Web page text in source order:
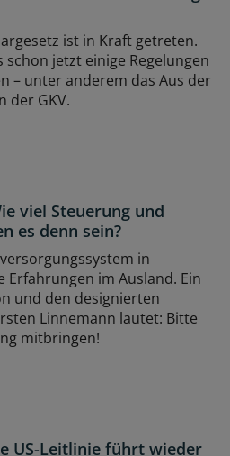
ist in Kraft getreten.
schon jetzt einige Regelungen
– unter anderem das Aus der
der GKV.
viel Steuerung und
es denn sein?
in
Erfahrungen im Ausland. Ein
und den designierten
Linnemann lautet: Bitte
mitbringen!
US-Leitlinie führt wieder